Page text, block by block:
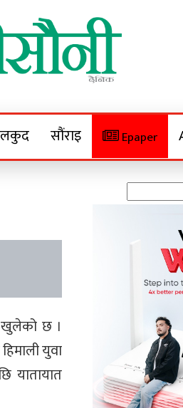
सौंराइ Epaper
खुलेको छ ।
युवा
यातायात
for: